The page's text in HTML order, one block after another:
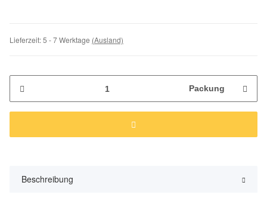
Lieferzeit:5 - 7 Werktage (Ausland)
Packung
Beschreibung